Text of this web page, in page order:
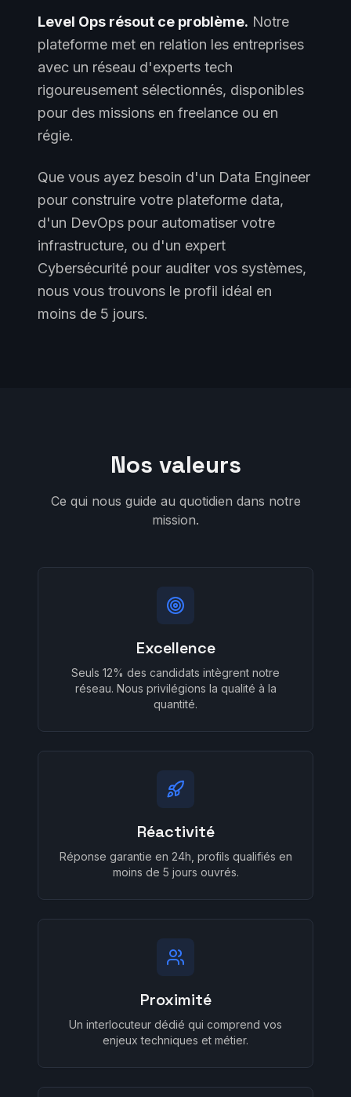
Level Ops résout ce problème. Notre
plateforme met en relation les entreprises
avec un réseau d'experts tech
rigoureusement sélectionnés, disponibles
pour des missions en freelance ou en
régie.
Que vous ayez besoin d'un Data Engineer
pour construire votre plateforme data,
d'un DevOps pour automatiser votre
infrastructure, ou d'un expert
Cybersécurité pour auditer vos systèmes,
nous vous trouvons le profil idéal en
moins de 5 jours.
Nos valeurs
Ce qui nous guide au quotidien dans notre
mission.
Excellence
Seuls 12% des candidats intègrent notre
réseau. Nous privilégions la qualité à la
quantité.
Réactivité
Réponse garantie en 24h, profils qualifiés en
moins de 5 jours ouvrés.
Proximité
Un interlocuteur dédié qui comprend vos
enjeux techniques et métier.